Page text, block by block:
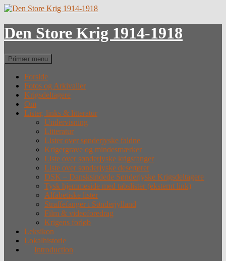
Hop
indhold
Den Store Krig 1914-1918
Søg
Primær menu
Forside
Fotos og Arkivalier
Krigsdeltagere
Om
Lister, links & litteratur
Undervisning
Litteratur
Lister over sønderjyske faldne
Krigergrave og mindesmærker
Liste over sønderjyske krigsfanger
Liste over sønderjyske desertører
DSK – Dansksindede Sønderjyske Krigsdeltagere
Tysk hjemmeside med tabslister (eksternt link)
Alfabetiske lister
Straffefanger i Sønderjylland
Film & videoforedrag
Krigens forløb
Leksikon
Lokalhistorie
Introduction